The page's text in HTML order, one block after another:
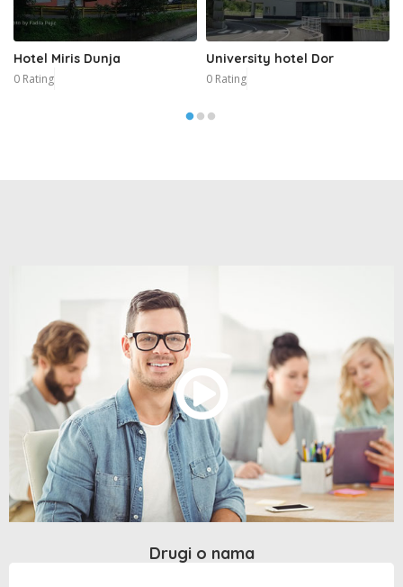
Hotel Miris Dunja
0 Rating
University hotel Dor
0 Rating
Drugi o nama